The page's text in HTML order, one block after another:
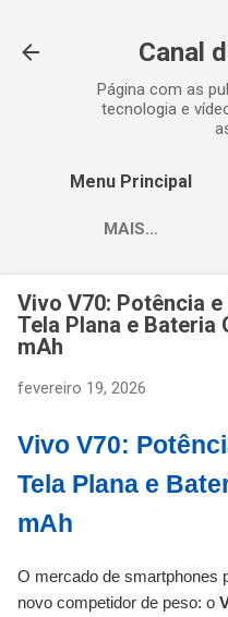
Canal
Página com as
tecnologia e
Menu Principal
MAIS…
Vivo V70: Potência
Tela Plana e Bateria
mAh
fevereiro 19, 2026
Vivo V70:
Tela Plana e
mAh
O mercado de smartphones
novo competidor de peso: o